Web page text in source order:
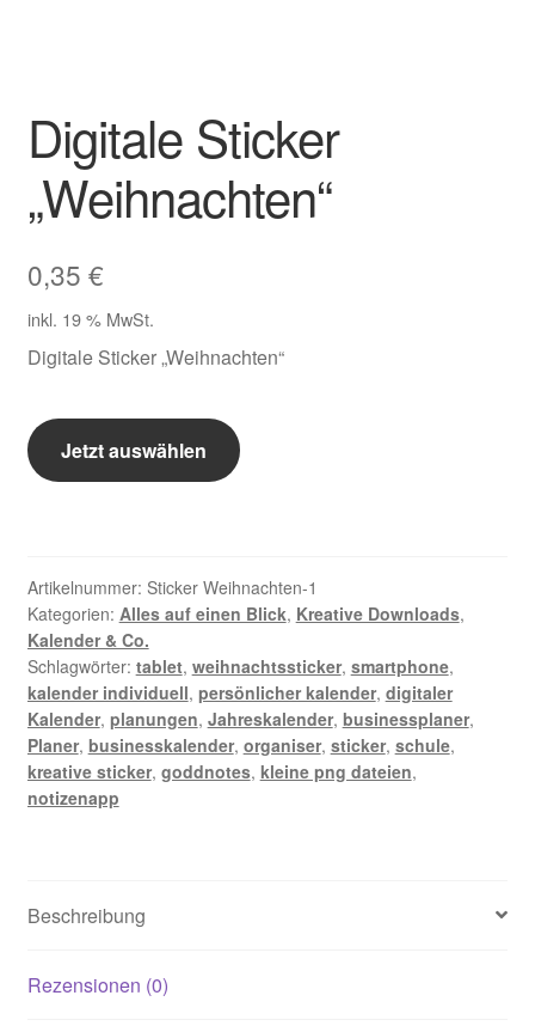
Kasse
Mein Konto
Über Wohlzeit
Vertrag widerrufen
Digitale Sticker
„Weihnachten“
0,35 €
inkl. 19 % MwSt.
Digitale Sticker „Weihnachten“
Digitale
StickerJetzt auswählen
Artikelnummer: Sticker Weihnachten-1
Kategorien: Alles auf einen Blick, Kreative Downloads,
Kalender & Co.
Schlagwörter: tablet, weihnachtssticker, smartphone,
kalender individuell, persönlicher kalender, digitaler
Kalender, planungen, Jahreskalender, businessplaner,
Planer, businesskalender, organiser, sticker, schule,
kreative sticker, goddnotes, kleine png dateien,
notizenapp
Beschreibung
Rezensionen (0)